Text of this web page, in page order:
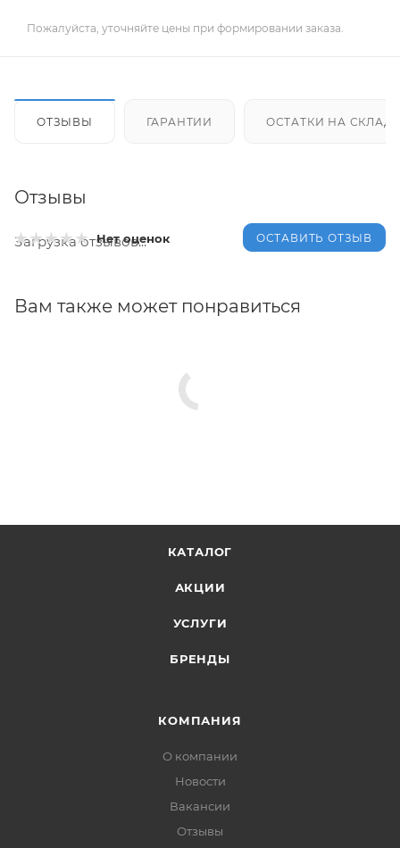
Пожалуйста, уточняйте цены при формировании заказа.
ОТЗЫВЫ ГАРАНТИИ ОСТАТКИ НА
Отзывы
Нет оценок ОСТАВИТЬ ОТЗЫВ
Загрузка отзывов...
Вам также может понравиться
КАТАЛОГ
АКЦИИ
УСЛУГИ
БРЕНДЫ
КОМПАНИЯ
О компании
Новости
Вакансии
Отзывы